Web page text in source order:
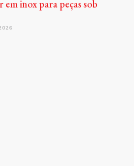
em inox para peças sob